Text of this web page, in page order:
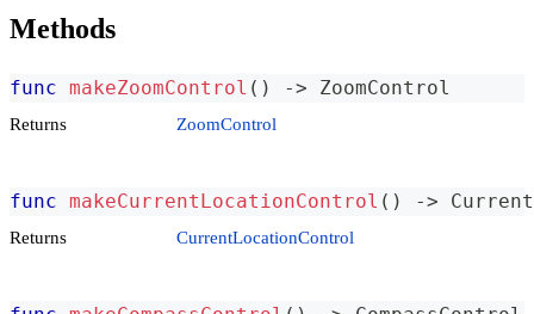
Methods
func makeZoomControl ( ) -> ZoomControl
Returns ZoomControl
func makeCurrentLocationControl ( ) ->
Returns CurrentLocationControl